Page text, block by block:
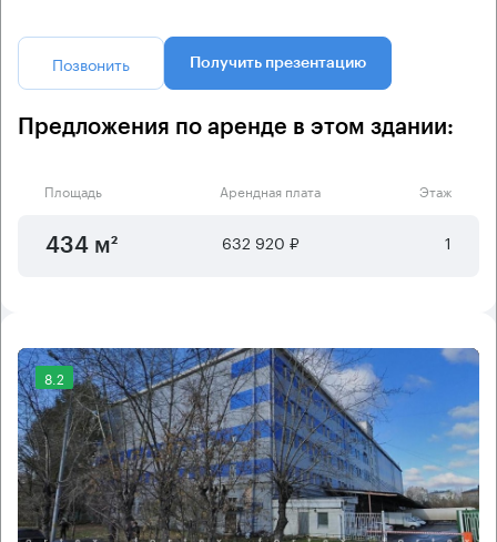
Позвонить Получить презентацию
Предложения по аренде в этом здании:
Площадь Арендная плата Этаж
434 м² 632 920 ₽ 1
8.2